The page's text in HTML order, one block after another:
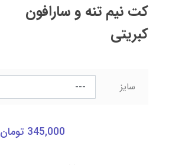
کت نیم تنه و سارافون
کبریتی
سایز
345,000 تومان